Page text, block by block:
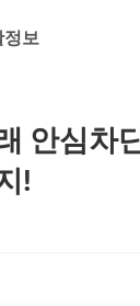
정보
안심차
!